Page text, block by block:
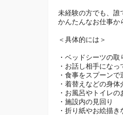
未経験の方でも、誰
かんたんなお仕事か
＜具体的には＞
・ベッドシーツの
・お話し相手にな
・食事をスプーン
・着替えなどの身体
・お風呂やトイレの
・施設内の見回り
・折り紙やお絵描